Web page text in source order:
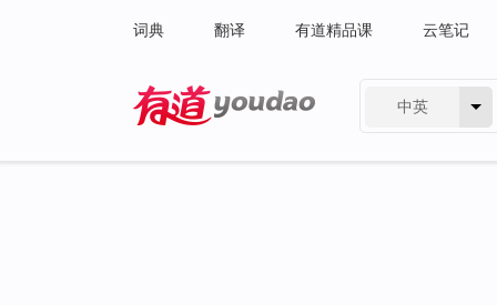
词典 翻译 有道精品课 云笔记
中英